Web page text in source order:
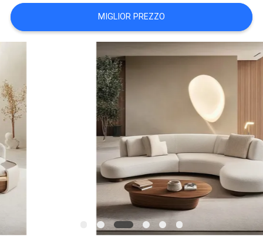
CONTATTACI
TUTTI
I
CASI
RICHIEDERE
UN
PREVENTIVO
MIGLIOR PREZZO